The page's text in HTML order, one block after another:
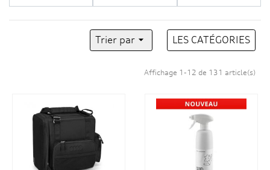
Trier par  LES CATÉGORIES
Affichage 1-12 de 131 article(s)